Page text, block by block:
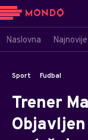
Naslovna Najnovije
Sport Fudbal
Trener